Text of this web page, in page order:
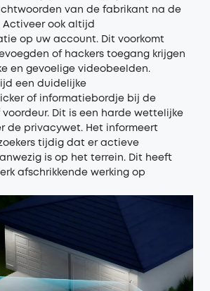
van de fabrikant na de
ook altijd
op uw account. Dit voorkomt
of hackers toegang krijgen
en gevoelige videobeelden.
een duidelijke
of informatiebordje bij de
Dit is een harde wettelijke
de privacywet. Het informeert
tijdig dat er actieve
is op het terrein. Dit heeft
afschrikkende werking op